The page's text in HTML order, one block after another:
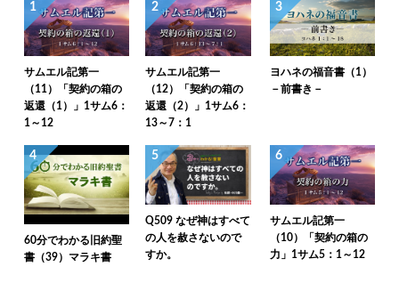
1
サムエル記第一
（11）「契約の箱の
返還（1）」1サム6：
1～12
2
サムエル記第一
（12）「契約の箱の
返還（2）」1サム6：
13～7：1
3
ヨハネの福音書（1）
－前書き－
4
60分でわかる旧約聖
書（39）マラキ書
5
Q509 なぜ神はすべて
の人を赦さないので
すか。
6
サムエル記第一
（10）「契約の箱の
力」1サム5：1～12